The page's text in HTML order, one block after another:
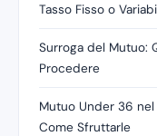
Tasso Fisso o
Surroga del Mutuo:
Procedere
Mutuo Under 36
Come Sfruttarle